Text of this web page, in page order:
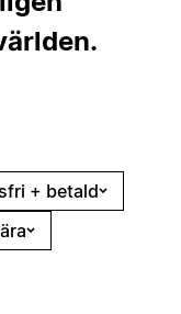
+ betald